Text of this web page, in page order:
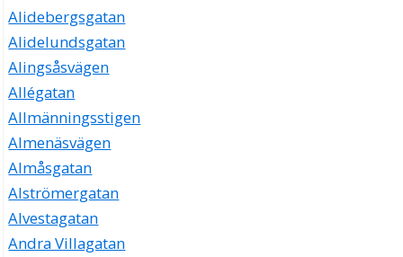
Alidebergsgatan
Alidelundsgatan
Alingsåsvägen
Allégatan
Allmänningsstigen
Almenäsvägen
Almåsgatan
Alströmergatan
Alvestagatan
Andra Villagatan